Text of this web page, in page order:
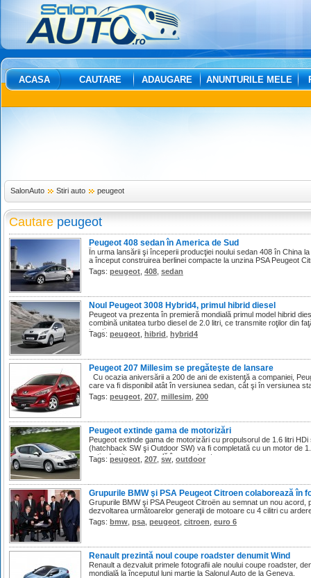
ACASA CAUTARE ADAUGARE ANUNTURILE MELE
SalonAuto Stiri auto peugeot
Cautare peugeot
Peugeot 408 sedan în America de Sud
În urma lansării şi începerii producţiei noului sedan 408 în China
a început construirea berlinei compacte la unzina PSA Peugeot
Tags: peugeot 408 sedan
Noul Peugeot 3008 Hybrid4, primul hibrid diesel
Peugeot va prezenta în premieră mondială primul model hibrid
combină unitatea turbo diesel de 2.0 litri, ce transmite roţilor din
tracţiune pe spate.
Tags: peugeot hibrid hybrid4
Peugeot 207 Millesim se pregăteşte de lansare
Cu ocazia aniversării a 200 de ani de existenţă a companiei,
care va fi disponibil atât în versiunea sedan, cât şi în versiunea
Tags: peugeot 207 millesim 200
Peugeot extinde gama de motorizări
Peugeot extinde gama de motorizări cu propulsorul de 1.6 litri
(hatchback SW şi Outdoor SW) va fi completată cu un motor de
cutie de viteze manuală în şase trepte.
Tags: peugeot 207 sw outdoor
Grupurile BMW şi PSA Peugeot Citroen colaborează în
Grupurile BMW şi PSA Peugeot Citroën au semnat un nou
dezvoltarea următoarelor generaţii de motoare cu 4 cilitri cu
Tags: bmw psa peugeot citroen euro 6
Renault prezintă noul coupe roadster denumit Wind
Renault a dezvaluit primele fotografii ale noului coupe roadster,
mondială la începutul luni martie la Salonul Auto de la Geneva.